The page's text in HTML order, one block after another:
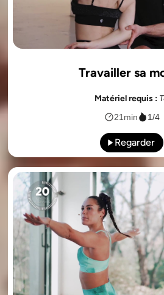
Travailler sa
Matériel requis :
21min 1/4
Regarder